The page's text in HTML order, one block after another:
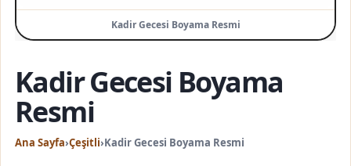
Kadir Gecesi Boyama Resmi
Kadir Gecesi Boyama
Resmi
Ana Sayfa›Çeşitli›Kadir Gecesi Boyama Resmi